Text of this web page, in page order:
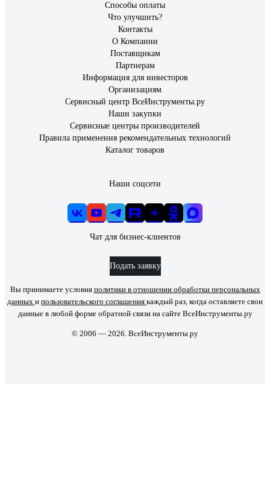
Способы оплаты
Что улучшить?
Контакты
О Компании
Поставщикам
Партнерам
Информация для инвесторов
Организациям
Сервисный центр ВсеИнструменты.ру
Наши закупки
Сервисные центры производителей
Правила применения рекомендательных технологий
Каталог товаров
Наши соцсети
Чат для бизнес-клиентов
Подать заявку
Вы принимаете условия политики в отношении обработки персональных
данных и пользовательского соглашения каждый раз, когда оставляете свои
данные в любой форме обратной связи на сайте ВсеИнструменты.ру
© 2006 — 2026. ВсеИнструменты.ру